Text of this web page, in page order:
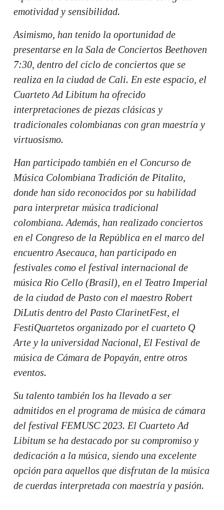
emotividad y sensibilidad.
Asimismo, han tenido la oportunidad de
presentarse en la Sala de Conciertos Beethoven
7:30, dentro del ciclo de conciertos que se
realiza en la ciudad de Cali. En este espacio, el
Cuarteto Ad Libitum ha ofrecido
interpretaciones de piezas clásicas y
tradicionales colombianas con gran maestría y
virtuosismo.
Han participado también en el Concurso de
Música Colombiana Tradición de Pitalito,
donde han sido reconocidos por su habilidad
para interpretar música tradicional
colombiana. Además, han realizado conciertos
en el Congreso de la República en el marco del
encuentro Asecauca, han participado en
festivales como el festival internacional de
música Rio Cello (Brasil), en el Teatro Imperial
de la ciudad de Pasto con el maestro Robert
DiLutis dentro del Pasto ClarinetFest, el
FestiQuartetos organizado por el cuarteto Q
Arte y la universidad Nacional, El Festival de
música de Cámara de Popayán, entre otros
eventos.
Su talento también los ha llevado a ser
admitidos en el programa de música de cámara
del festival FEMUSC 2023. El Cuarteto Ad
Libitum se ha destacado por su compromiso y
dedicación a la música, siendo una excelente
opción para aquellos que disfrutan de la música
de cuerdas interpretada con maestría y pasión.